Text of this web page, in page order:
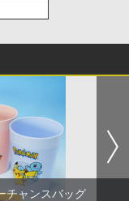
チャンスバッグ